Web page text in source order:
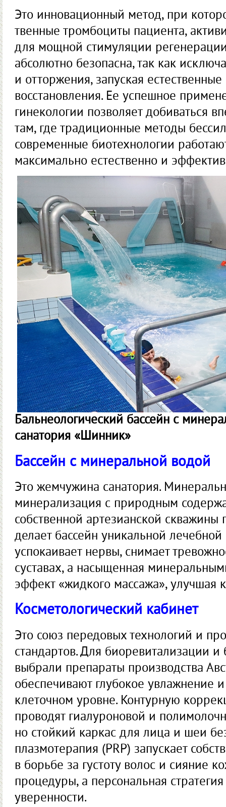
Это инновационный метод, при
твенные тромбоциты пациента,
для мощной стимуляции
абсолютно безопасна, так как
и отторжения, запуская
восстановления. Ее успешное
гинекологии позволяет добиваться
там, где традиционные методы
современные биотехнологии
максимально естественно и
Бальнеологический бассейн с
санатория «Шинник»
Бассейн с минеральной водой
Это жемчужина санатория.
минерализация с природным
собственной артезианской
делает бассейн уникальной
успокаивает нервы, снимает
суставах, а насыщенная
эффект «жидкого массажа», улучшая
Косметологический кабинет
Это союз передовых технологий и
стандартов. Для биоревитализации
выбрали препараты производства
обеспечивают глубокое увлажнение
клеточном уровне. Контурную
проводят гиалуроновой и
но стойкий каркас для лица и шеи
плазмотерапия (PRP) запускает
в борьбе за густоту волос и сияние
процедуры, а персональная
уверенности.